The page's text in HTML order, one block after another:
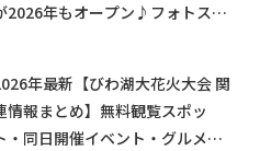
2026年もオープン♪フォトスポ
年最新【びわ湖大花火大会 関
情報まとめ】無料観覧スポッ
・同日開催イベント・グルメマ